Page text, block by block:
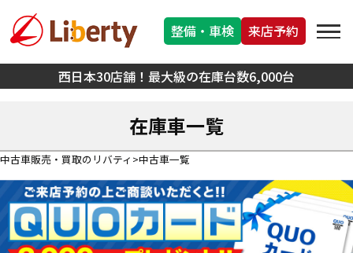
西日本30店舗！最大級の在庫台数6,000台
整備・車検 来店予約
在庫車一覧
中古車販売・買取のリバティ 中古車一覧